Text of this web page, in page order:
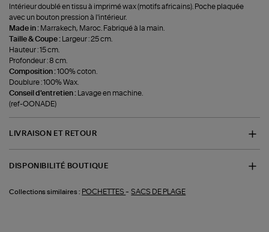
Intérieur doublé en tissu à imprimé wax (motifs africains). Poche plaquée
avec un bouton pression à l'intérieur.
Made in : Marrakech, Maroc. Fabriqué à la main.
Taille & Coupe :
Largeur : 25 cm.
Hauteur : 15 cm.
Profondeur : 8 cm.
Composition :100% coton.
Doublure : 100% Wax.
Conseil d'entretien :
Lavage en machine.
(ref-OONADE)
LIVRAISON ET RETOUR
DISPONIBILITÉ BOUTIQUE
Collections similaires : POCHETTES -SACS DE PLAGE